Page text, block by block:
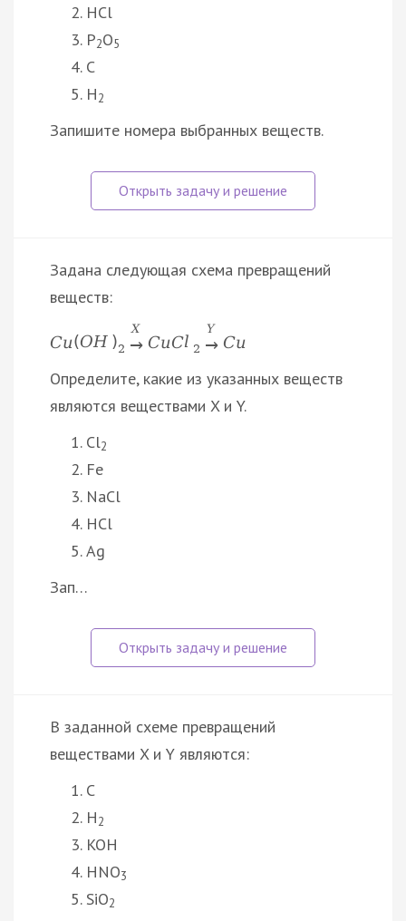
HCl
P2O5
C
H2
Запишите номера выбранных веществ.
Задана следующая схема превращений
веществ:
Cu(OH )2
X
→ CuCl 2
Y
→ Cu
Определите, какие из указанных веществ
являются веществами X и Y.
Cl2
Fe
NaCl
HCl
Ag
Зап…
В заданной схеме превращений
веществами X и Y являются:
C
H2
KOH
HNO3
SiO2